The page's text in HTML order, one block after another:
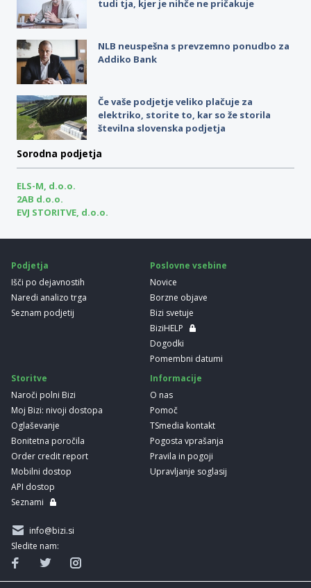
tudi tja, kjer je nihče ne pričakuje
NLB neuspešna s prevzemno ponudbo za
Addiko Bank
Če vaše podjetje veliko plačuje za
elektriko, storite to, kar so že storila
številna slovenska podjetja
Sorodna podjetja
ELS-M, d.o.o.
2AB d.o.o.
EVJ STORITVE, d.o.o.
Podjetja
Išči po dejavnostih
Naredi analizo trga
Seznam podjetij
Poslovne vsebine
Novice
Borzne objave
Bizi svetuje
BiziHELP
Dogodki
Pomembni datumi
Storitve
Naroči polni Bizi
Moj Bizi: nivoji dostopa
Oglaševanje
Bonitetna poročila
Order credit report
Mobilni dostop
API dostop
Seznami
Informacije
O nas
Pomoč
TSmedia kontakt
Pogosta vprašanja
Pravila in pogoji
Upravljanje soglasij
info@bizi.si
Sledite nam: